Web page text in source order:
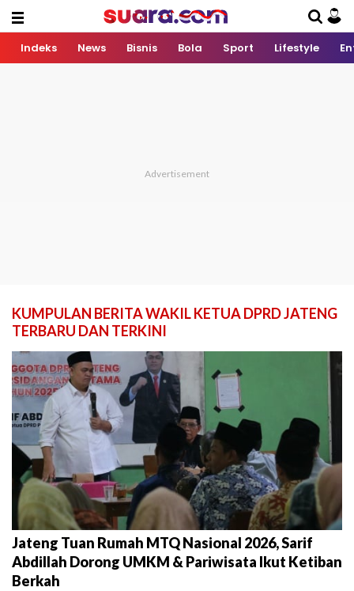
Indeks News Bisnis Bola Sport Lifestyle
KUMPULAN BERITA WAKIL KETUA DPRD JATENG
TERBARU DAN TERKINI
Jateng Tuan Rumah MTQ Nasional 2026, Sarif
Abdillah Dorong UMKM & Pariwisata Ikut Ketiban
Berkah